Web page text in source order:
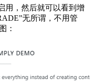
用，然后就可以看到增
无所谓，不用管
：